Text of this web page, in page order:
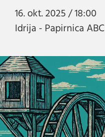
16. okt. 2025 / 18:00
Idrija - Papirnica ABC